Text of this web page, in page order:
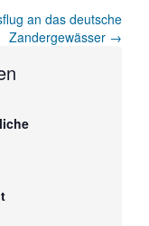
an das deutsche
Zandergewässer →